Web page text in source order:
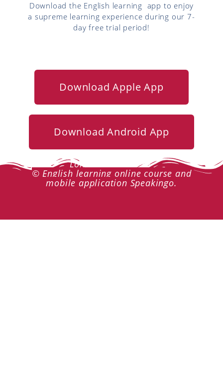
Download the English learning app to enjoy
a supreme learning experience during our 7-
day free trial period!
Download Apple App
Download Android App
London 2017-2026
© English learning online course and
mobile application Speakingo.